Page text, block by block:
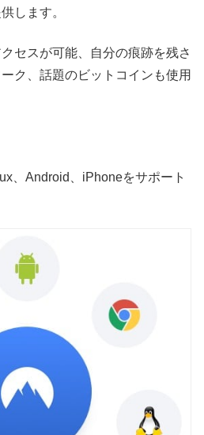
します。
セスが可能、自分の痕跡を残さ
ク、話題のビットコインも使用
、Android、iPhoneをサポート